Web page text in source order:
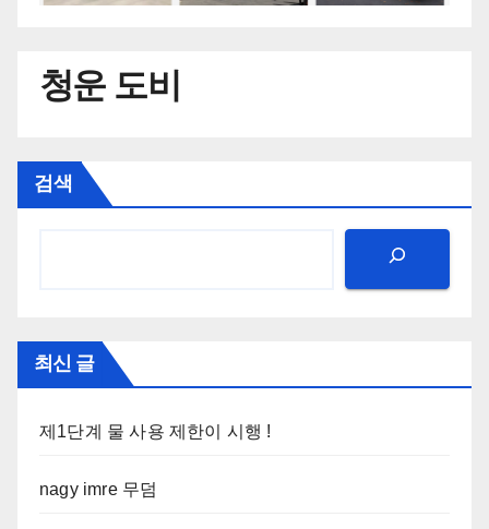
청운 도비
검색
최신 글
제1단계 물 사용 제한이 시행 !
nagy imre 무덤